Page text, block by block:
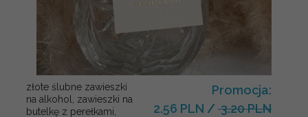
złote ślubne zawieszki
na alkohol, zawieszki na
butelkę z perełkami,
Promocja:
2.56 PLN / 3.20 PLN